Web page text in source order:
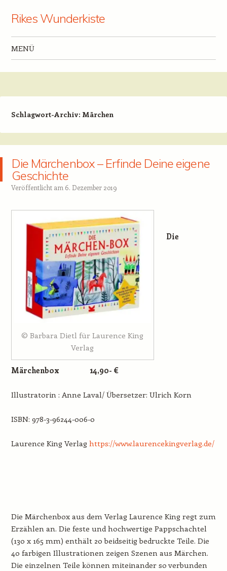
Rikes Wunderkiste
MENÜ
Schlagwort-Archiv: Märchen
Die Märchenbox – Erfinde Deine eigene
Geschichte
Veröffentlicht am 6. Dezember 2019
© Barbara Dietl für Laurence King
Verlag
Die
Märchenbox 14,90- €
Illustratorin : Anne Laval/ Übersetzer: Ulrich Korn
ISBN: 978-3-96244-006-0
Laurence King Verlag https://www.laurencekingverlag.de/
Die Märchenbox aus dem Verlag Laurence King regt zum
Erzählen an. Die feste und hochwertige Pappschachtel
(130 x 165 mm) enthält 20 beidseitig bedruckte Teile. Die
40 farbigen Illustrationen zeigen Szenen aus Märchen.
Die einzelnen Teile können miteinander so verbunden